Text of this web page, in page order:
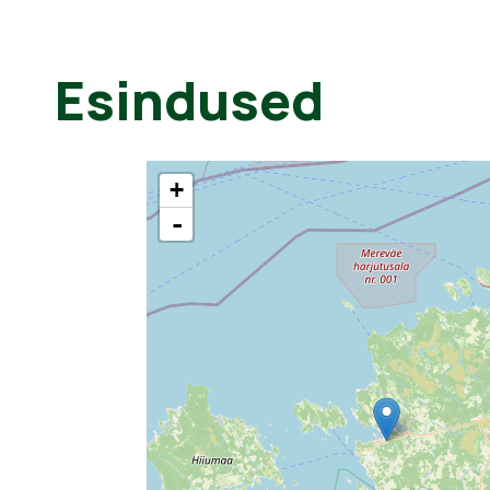
Esindused
+
-